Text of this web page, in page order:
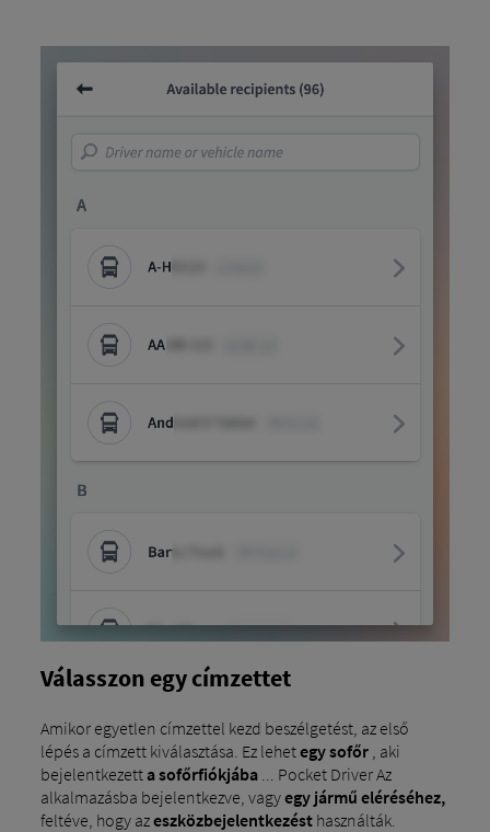
Válasszon egy címzettet
Amikor egyetlen címzettel kezd beszélgetést, az első
lépés a címzett kiválasztása. Ez lehetegy sofőr, aki
bejelentkezetta sofőrfiókjába... Pocket Driver Az
alkalmazásba bejelentkezve, vagyegy jármű eléréséhez,
feltéve, hogy azeszközbejelentkezésthasználták.